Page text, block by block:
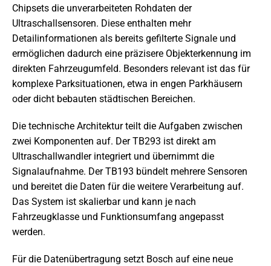
Chipsets die unverarbeiteten Rohdaten der
Ultraschallsensoren. Diese enthalten mehr
Detailinformationen als bereits gefilterte Signale und
ermöglichen dadurch eine präzisere Objekterkennung im
direkten Fahrzeugumfeld. Besonders relevant ist das für
komplexe Parksituationen, etwa in engen Parkhäusern
oder dicht bebauten städtischen Bereichen.
Die technische Architektur teilt die Aufgaben zwischen
zwei Komponenten auf. Der TB293 ist direkt am
Ultraschallwandler integriert und übernimmt die
Signalaufnahme. Der TB193 bündelt mehrere Sensoren
und bereitet die Daten für die weitere Verarbeitung auf.
Das System ist skalierbar und kann je nach
Fahrzeugklasse und Funktionsumfang angepasst
werden.
Für die Datenübertragung setzt Bosch auf eine neue